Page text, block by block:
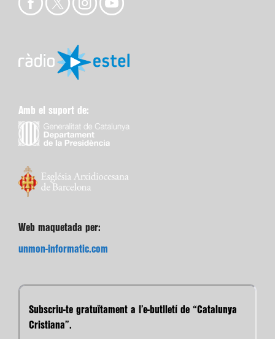
Amb el suport de:
Web maquetada per:
unmon-informatic.com
Subscriu-te gratuïtament a l’e-butlletí de “Catalunya
Cristiana”.